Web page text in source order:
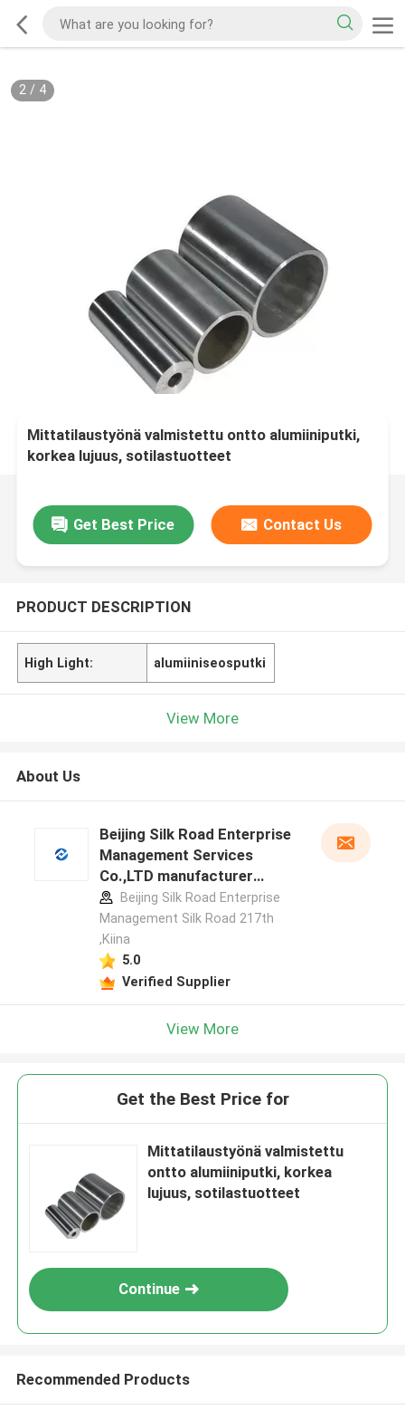
2/ 4
Mittatilaustyönä valmistettu ontto alumiiniputki,
korkea lujuus, sotilastuotteet
Get Best Price Contact Us
PRODUCT DESCRIPTION
High Light: alumiiniseosputki
View More
About Us
Beijing Silk Road Enterprise
Management Services
Co.,LTD manufacturer
profileBeijing Silk Road Enterprise
Management Silk Road 217th
,Kiina
5.0
Verified Supplier
View More
Get the Best Price for
Mittatilaustyönä valmistettu
ontto alumiiniputki, korkea
lujuus, sotilastuotteet
Continue
Recommended Products